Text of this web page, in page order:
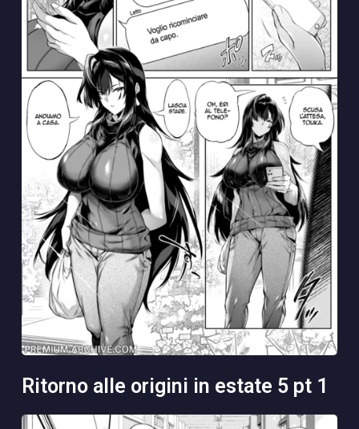
ritorno alle origini in estate 5 pt 1